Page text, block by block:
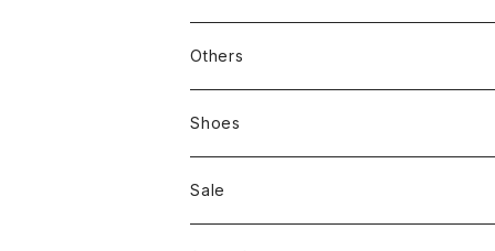
新刊本
Zine、Other
Tees
Sweatshirts
Bag & Accessories
Others
Mixcd
RC SLUM / ROYALTY CLUB
雑貨
Shoes
Sale